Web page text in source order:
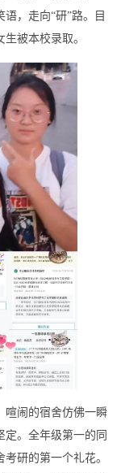
，走向“研”路。目
被本校录取。
喧闹的宿舍仿佛一瞬
定。全年级第一的同
研的第一个礼花。